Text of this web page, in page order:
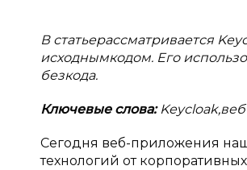
В статьерассматривается
исходнымкодом. Его
безкода.
Ключевые слова:
Сегодня веб-приложения
технологий от